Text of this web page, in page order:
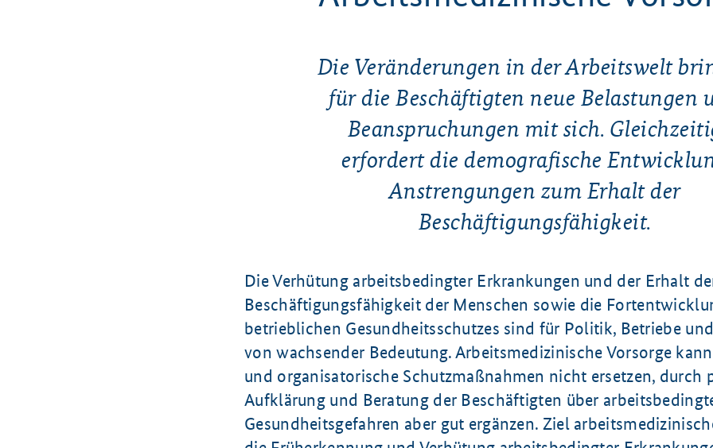
Die Veränderungen in der Arbeitswelt
für die Beschäftigten neue Belastungen
Beanspruchungen mit sich.
erfordert die demografische
Anstrengungen zum Erhalt der
Beschäftigungsfähigkeit.
Die Verhütung arbeitsbedingter Erkrankungen und der Erhalt
Beschäftigungsfähigkeit der Menschen sowie die
betrieblichen Gesundheitsschutzes sind für Politik, Betriebe
von wachsender Bedeutung. Arbeitsmedizinische Vorsorge
und organisatorische Schutzmaßnahmen nicht ersetzen, durch
Aufklärung und Beratung der Beschäftigten über
Gesundheitsgefahren aber gut ergänzen. Ziel